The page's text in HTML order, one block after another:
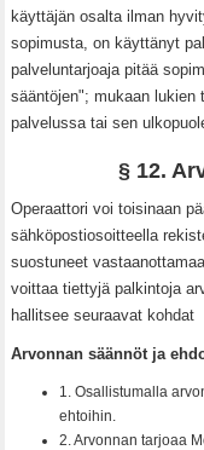
käyttäjän osalta ilman
sopimusta, on käyttänyt
palveluntarjoaja pitää
sääntöjen"; mukaan
palvelussa tai sen
§ 12.
Operaattori voi toisinaan
sähköpostiosoitteella
suostuneet
voittaa tiettyjä palkintoja
hallitsee seuraavat kohdat
Arvonnan säännöt ja
1. Osallistumalla
ehtoihin.
2. Arvonnan tarjoaa